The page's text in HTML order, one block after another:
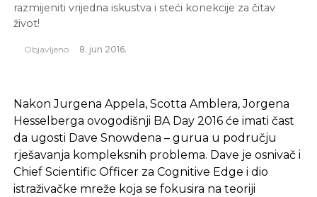
razmijeniti vrijedna iskustva i steći konekcije za čitav
život!
Objavljeno 8. jun 2016.
Nakon Jurgena Appela, Scotta Amblera, Jorgena
Hesselberga ovogodišnji BA Day 2016 će imati čast
da ugosti Dave Snowdena – gurua u području
rješavanja kompleksnih problema. Dave je osnivač i
Chief Scientific Officer za Cognitive Edge i dio
istraživačke mreže koja se fokusira na teoriji